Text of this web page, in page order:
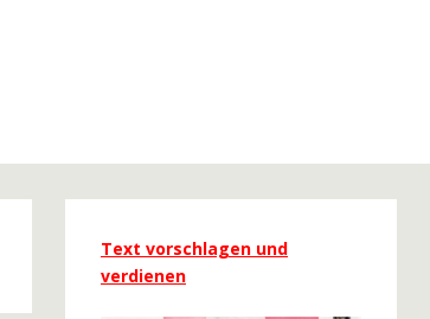
Text vorschlagen und
verdienen